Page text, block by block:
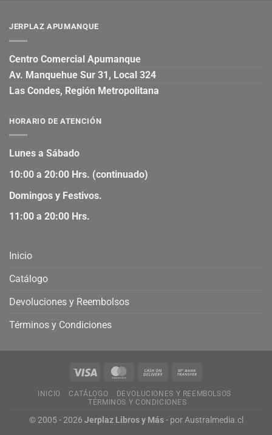
JERPLAZ APUMANQUE
Centro Comercial Apumanque
Av. Manquehue Sur 31, Local 324
Las Condes, Región Metropolitana
HORARIO DE ATENCIÓN
Lunes a Sábado
10:00 a 20:00 Hrs. (continuado)
Domingos y Festivos.
11:00 a 20:00 Hrs.
Inicio
Catálogo
Devoluciones y Reembolsos
Términos y Condiciones
INICIO CATÁLOGO
DEVOLUCIONES Y REEMBOLSOS
TÉRMINOS Y CONDICIONES
© 2005 - 2026 Jerplaz Libros y Más- porAustralmedia.cl